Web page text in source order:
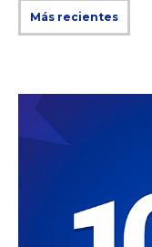
Más recientes